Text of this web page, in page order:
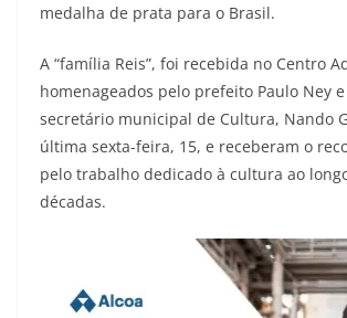
medalha de prata para o Brasil.
A “família Reis”, foi recebida no Centro
homenageados pelo prefeito Paulo Ney
secretário municipal de Cultura, Nando
última sexta-feira, 15, e receberam o
pelo trabalho dedicado à cultura ao
décadas.